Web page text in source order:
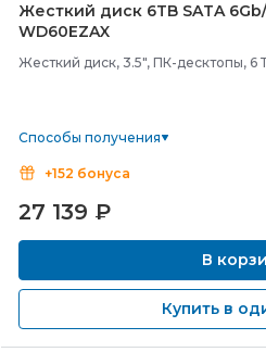
Жесткий диск 6TB SATA 6Gb/
WD60EZAX
Жесткий диск, 3.5", ПК-десктопы,
Способы получения
+152 бонуса
27 139 ₽
В
Купить в